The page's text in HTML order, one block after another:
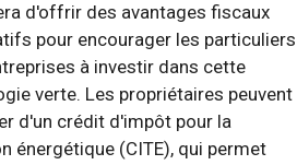
d'offrir des avantages fiscaux
pour encourager les particuliers
à investir dans cette
verte. Les propriétaires peuvent
d'un crédit d'impôt pour la
énergétique (CITE), qui permet